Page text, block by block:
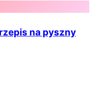
na pyszny